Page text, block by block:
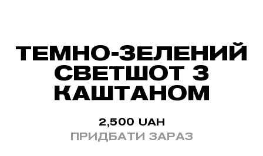
ТЕМНО-ЗЕЛЕНИЙ
СВЕТШОТ З
КАШТАНОМ
2,500 UAH
ПРИДБАТИ ЗАРАЗ